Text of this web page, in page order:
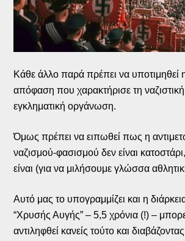
Κάθε άλλο παρά πρέπει να υποτιμηθεί
απόφαση που χαρακτήρισε τη
εγκληματική οργάνωση.
Όμως πρέπει να ειπωθεί πως η
ναζισμού-φασισμού δεν είναι
είναι (για να μιλήσουμε γλώσσα
Αυτό μας το υπογραμμίζει και η
“Χρυσής Αυγής” – 5,5 χρόνια (!) –
αντιληφθεί κανείς τούτο και